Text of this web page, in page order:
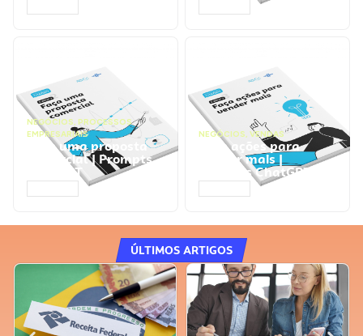
NEGÓCIOS, PROCESSOS
EMPRESARIAIS
Faça uma proposta
comercial | Prompts
ChatGPT
NEGÓCIOS, VENDAS
Faça ações para
vender mais |
Prompts ChatGPT
ÚLTIMOS ARTIGOS